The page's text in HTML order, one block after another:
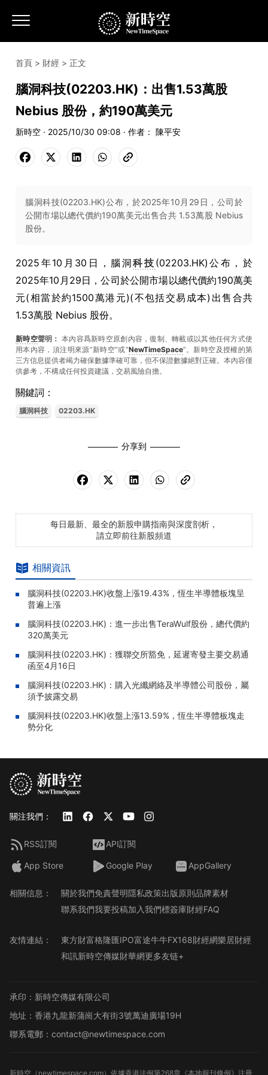
首頁 > 財經 > 正文
腦洞科技(02203.HK)：出售1.53萬股
Nebius 股份，約190萬美元
新時空 · 2025/10/30 09:08 · 作者： 陳平安
腦洞科技(02203.HK)公布，於2025年10月29日，公司於
公開市場以總代價約190萬美元出售合共 1.53萬股 Nebius
股份。
2025 年10 月 30 日， 腦洞科技 (02203.HK) 公布，於
2025年10 月 29日，公司於公開市場以總代價約190萬美
元(相當於約1500萬港元)(不包括交易成本) 出售合共
1.53萬股 Nebius 股份。
新時空聲明： 本內容爲新時空原創內容，復制、轉載或以其他任何方式使
用本內容，須注明來源“新時空”或“NewTimeSpace”。新時空及授權的第
三方信息提供者竭力確保數據準確可靠，但不保證數據絕對正確。本內容僅
供參考，不構成任何投資建議，交易風險自擔。
關鍵詞：
腦洞科技 02203.HK
分享到
每日最新、最全的新股申購指南與深度剖析，
請立即前往新股頻道
相關資訊
腦洞科技(02203.HK)收盤上漲19.43%，恆生半導體板塊呈
普遍上漲
腦洞科技(02203.HK)：進一步出售TeraWulf股份，總代價約
320萬美元
腦洞科技(02203.HK)：獲聯交所豁免，延遲寄發主要交易通
函至4月16日
腦洞科技(02203.HK)：購入光纖網絡及半導體公司股份，屬
須予披露交易
腦洞科技(02203.HK)收盤上漲13.59%，恆生半導體板塊走
勢分化
關注我們：
RSS訂閱 API訂閱
App Store Google Play AppGallery
相關信息： 關於我們免責聲明隱私政策出版原則品牌素材
聯系我們我要投稿加入我們標簽庫財經FAQ
友情連結： 東方財富格隆匯IPO富途牛牛FX168財經網樂居財經
和訊新時空傳媒財華網更多友链+
承印：新時空傳媒有限公司
地址：香港九龍新蒲崗大有街3號萬迪廣場19H
聯系電郵：contact@newtimespace.com
新時空（ newtimespace.com）依據香港法例第268章《本地報刊條例》注冊